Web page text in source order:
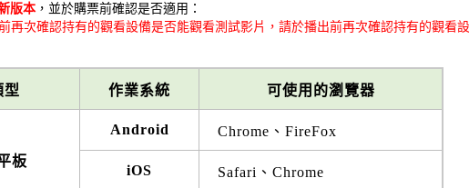
版本 ，並於購票前確認是否適用：
再次確認持有的觀看設備是否能觀看測試影片，請於播出前再次確認持有的觀看
型 作業系統 可使用的瀏覽器
板
Android Chrome、FireFox
iOS Safari、Chrome